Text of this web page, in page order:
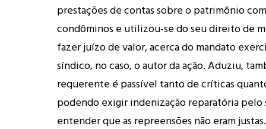
prestações de contas sobre o patrimônio
condôminos e utilizou-se do seu direito de
fazer juízo de valor, acerca do mandato
síndico, no caso, o autor da ação. Aduziu,
requerente é passível tanto de críticas
podendo exigir indenização reparatória
entender que as repreensões não eram justas.